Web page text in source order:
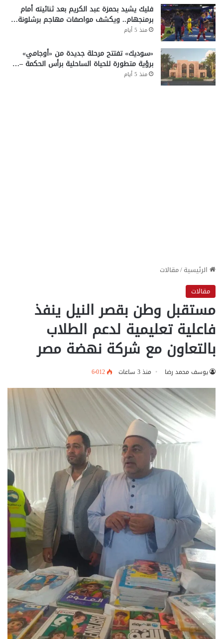
فليك يشيد بحمزة عبد الكريم بعد ثنائيته أمام
برمنجهام.. ويكشف مواصفات مهاجم برشلونة…
منذ 5 أيام
«سوديك» تفتتح مرحلة جديدة من «أوجامي»
برؤية متطورة للحياة الساحلية برأس الحكمة –…
منذ 5 أيام